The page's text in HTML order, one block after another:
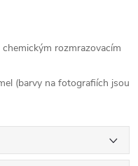
rozmrazovacím
(barvy na fotografiích jsou